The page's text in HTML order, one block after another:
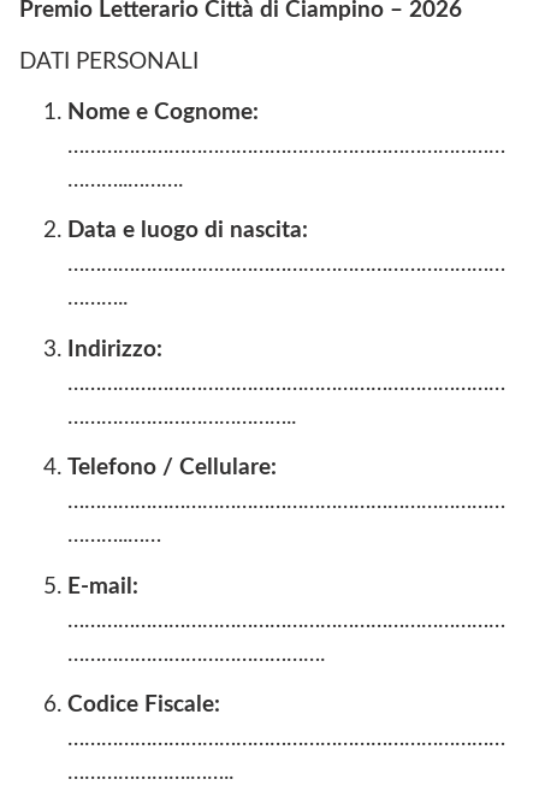
Premio Letterario Città di Ciampino – 2026
DATI PERSONALI
Nome e Cognome:
……………………………………………………………………
………..……….
Data e luogo di nascita:
……………………………………………………………………
………..
Indirizzo:
……………………………………………………………………
…………………………………..
Telefono / Cellulare:
……………………………………………………………………
………..……
E-mail:
……………………………………………………………………
……………………………………….
Codice Fiscale:
……………………………………………………………………
………………….……..